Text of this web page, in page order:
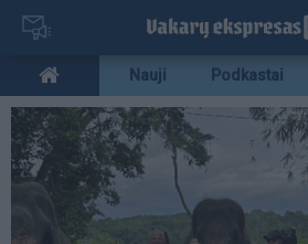
Pereiti
pagrindinį
turinį
Mobile
menu
bottom
Nauji Podkastai